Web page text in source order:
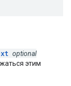
optional
этим